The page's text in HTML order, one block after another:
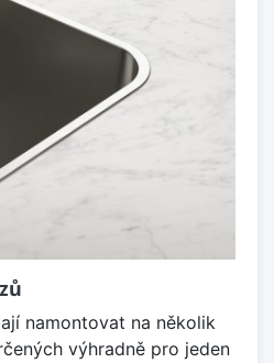
namontovat na několik
výhradně pro jeden